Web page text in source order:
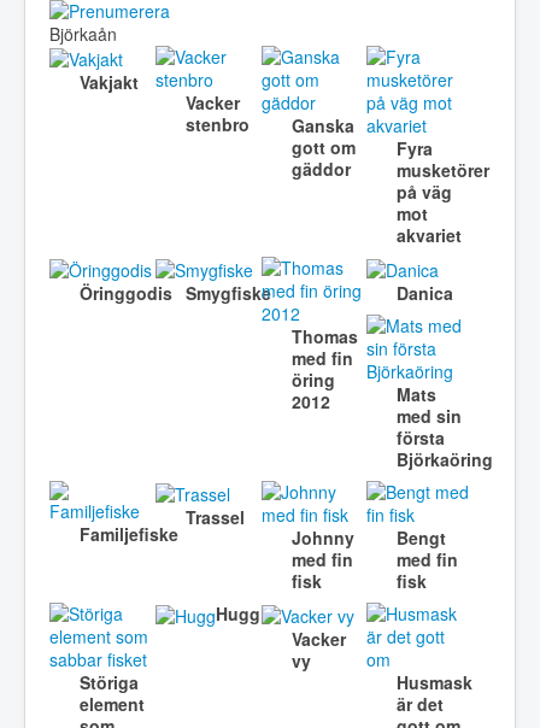
Björkaån
Vakjakt
Vacker
stenbro
Ganska
gott om
gäddor
Fyra
musketörer
på väg
mot
akvariet
Öringgodis Smygfiske
Thomas
med fin
öring
2012
Danica
Mats
med sin
första
Björkaöring
Familjefiske
Trassel
Johnny
med fin
fisk
Bengt
med fin
fisk
Störiga
element
Hugg
Vacker
vy
Husmask
är det